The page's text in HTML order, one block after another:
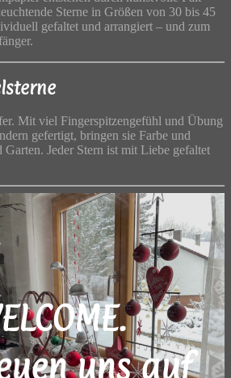
Sterne in Größen von 30 bis 45
gefaltet und arrangiert – und zum
Mit viel Fingerspitzengefühl und Übung
gefertigt, bringen sie Farbe und
Jeder Stern ist mit Liebe gefaltet
uns auf